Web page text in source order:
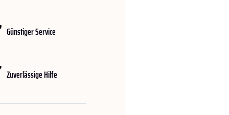
Günstiger Service
Zuverlässige Hilfe